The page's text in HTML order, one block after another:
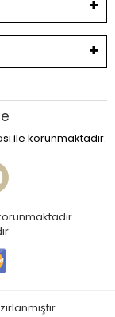
ile korunmaktadır.